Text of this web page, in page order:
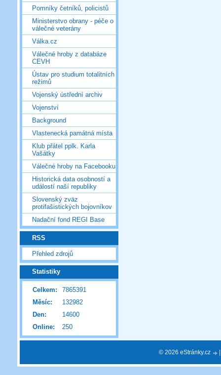
Pomníky četníků, policistů
Ministerstvo obrany - péče o
válečné veterány
Válka.cz
Válečné hroby z databáze
CEVH
Ústav pro studium totalitních
režimů
Vojenský ústřední archiv
Vojenství
Background
Vlastenecká památná místa
Klub přátel pplk. Karla
Vašátky
Válečné hroby na Facebooku
Historická data osobností a
událostí naší republiky
Slovenský zväz
protifašistických bojovníkov
Nadační fond REGI Base
RSS
Přehled zdrojů
Statistiky
Online: 250
Celkem:
7865391
Měsíc:
132982
Den:
14600
© 2026 eStránky.cz